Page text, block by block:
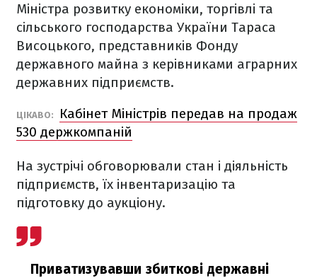
Міністра розвитку економіки, торгівлі та
сільського господарства України Тараса
Висоцького, представників Фонду
державного майна з керівниками аграрних
державних підприємств.
ЦІКАВО:
Кабінет Міністрів передав на продаж
530 держкомпаній
На зустрічі обговорювали стан і діяльність
підприємств, їх інвентаризацію та
підготовку до аукціону.
Приватизувавши збиткові державні